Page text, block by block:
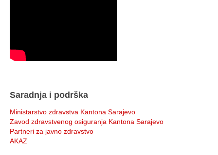
Saradnja i podrška
Ministarstvo zdravstva Kantona Sarajevo
Zavod zdravstvenog osiguranja Kantona Sarajevo
Partneri za javno zdravstvo
AKAZ